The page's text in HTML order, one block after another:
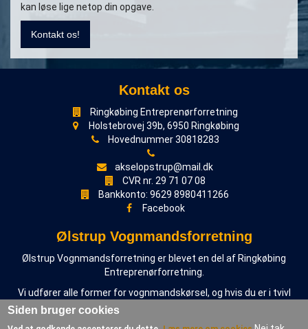
kan løse lige netop din opgave.
Kontakt os!
Kontakt os
Ringkøbing Entreprenørforretning
Holstebrovej 39b, 6950 Ringkøbing
Hovednummer 30818283
akselopstrup@mail.dk
CVR nr. 29 71 07 08
Bankkonto: 9629 8980411266
Facebook
Ølstrup Vognmandsforretning
Ølstrup Vognmandsforretning er blevet en del af Ringkøbing
Entreprenørforretning.
Vi udfører alle former for vognmandskørsel, og hvis du er i tvivl
om vi kan hjælpe dig, er du velkommen til at kontakte os på
Siden bruger cookies